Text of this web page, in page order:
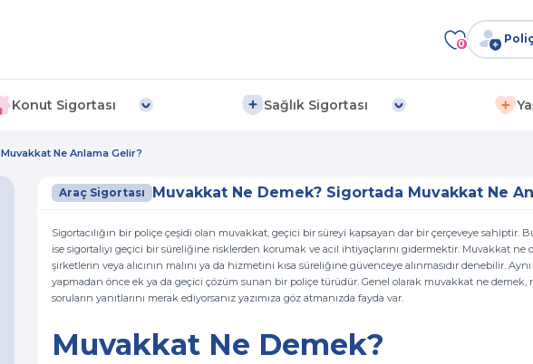
0
Konut Sigortası Sağlık Sigortası
Ne Anlama Gelir?
Araç Sigortası Muvakkat Ne Demek? Sigortada Muvakkat Ne
Sigortacılığın bir poliçe çeşidi olan muvakkat, geçici bir süreyi kapsayan dar bir çerçeveye sahiptir.
ise sigortalıyı geçici bir süreliğine risklerden korumak ve acil ihtiyaçlarını gidermektir. Muvakkat ne
şirketlerin veya alıcının malını ya da hizmetini kısa süreliğine güvenceye alınmasıdır denebilir.
yapmadan önce ek ya da geçici çözüm sunan bir poliçe türüdür. Genel olarak muvakkat ne demek,
soruların yanıtlarını merak ediyorsanız yazımıza göz atmanızda fayda var.
Muvakkat Ne Demek?